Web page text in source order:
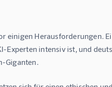
einigen Herausforderungen.
Experten intensiv ist, und
Giganten.